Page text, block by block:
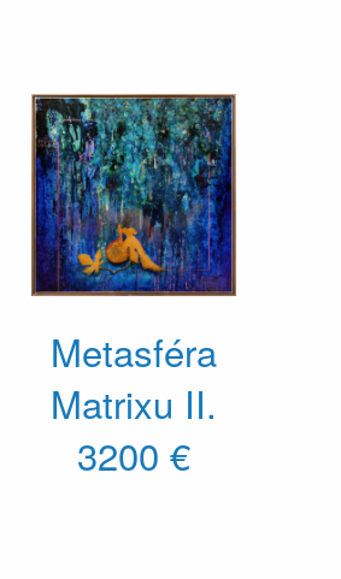
Metasféra
Matrixu II.
3200 €